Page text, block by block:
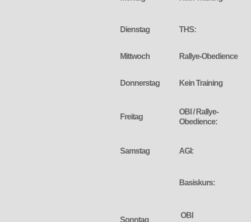
Dienstag THS:
Mittwoch Rallye-Obedience
Donnerstag Kein Training
Freitag
OBI / Rallye-
Obedience:
Samstag AGI:
Basiskurs:
Sonntag
OBI